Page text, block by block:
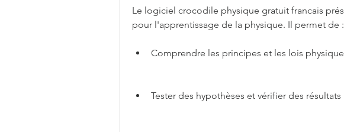
Le logiciel crocodile physique gratuit francais
pour l'apprentissage de la physique. Il permet de :
Comprendre les principes et les lois
Tester des hypothèses et vérifier des